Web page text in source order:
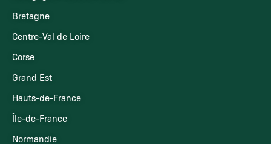
Bretagne
Centre-Val de Loire
Corse
Grand Est
Hauts-de-France
Île-de-France
Normandie